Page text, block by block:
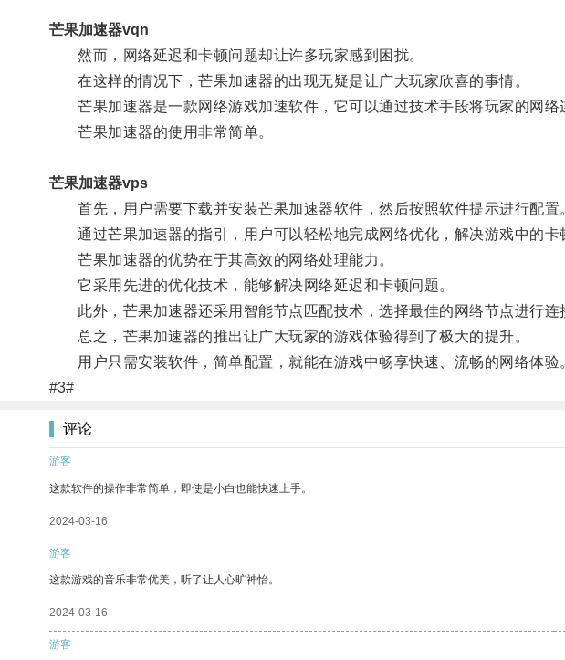
芒果加速器vqn
然而，网络延迟和卡顿问题却让许多玩家感到困扰。
在这样的情况下，芒果加速器的出现无疑是让广大玩家欣喜的事情。
芒果加速器是一款网络游戏加速软件，它可以通过技术手段将玩家的网络
芒果加速器的使用非常简单。
芒果加速器vps
首先，用户需要下载并安装芒果加速器软件，然后按照软件提示进行配置
通过芒果加速器的指引，用户可以轻松地完成网络优化，解决游戏中的卡
芒果加速器的优势在于其高效的网络处理能力。
它采用先进的优化技术，能够解决网络延迟和卡顿问题。
此外，芒果加速器还采用智能节点匹配技术，选择最佳的网络节点进行连
总之，芒果加速器的推出让广大玩家的游戏体验得到了极大的提升。
用户只需安装软件，简单配置，就能在游戏中畅享快速、流畅的网络体验
#3#
评论
游客
这款软件的操作非常简单，即使是小白也能快速上手。
2024-03-16
游客
这款游戏的音乐非常优美，听了让人心旷神怡。
2024-03-16
游客